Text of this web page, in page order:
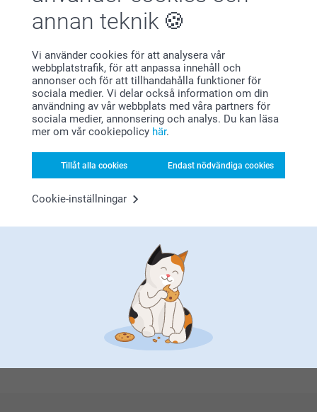
annan teknik
Vi använder cookies för att analysera vår
webbplatstrafik, för att anpassa innehåll och
annonser och för att tillhandahålla funktioner för
sociala medier. Vi delar också information om din
användning av vår webbplats med våra partners för
sociala medier, annonsering och analys. Du kan läsa
mer om vår cookiepolicy här.
Tillåt alla cookies Endast nödvändiga cookies
Cookie-inställningar
Relaterade produkter
Ny variant
Presentetiketter
6 varianter
Från 89,00
(18 omdömen)
Godispåse DIY
2 varianter
179,00
4 varianter
199,00
foto
7 varianter
Från 119,00
Alla hjärtans dag för oss
Skapa en personlig Alla hjärtansdag-present till din
favoritperson som ni båda kan ha glädje av. Våra
presenter är noggrant utvalda och kan som alltid
göras personliga med foto och/eller text. Här hittar
du garanterat något som ni båda kommer att tycka